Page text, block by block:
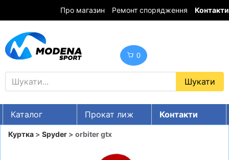
Про магазин Ремонт спорядження Контакти
0
Каталог Прокат лиж
Контакти
UA RU EN
Куртка > Spyder > orbiter gtx